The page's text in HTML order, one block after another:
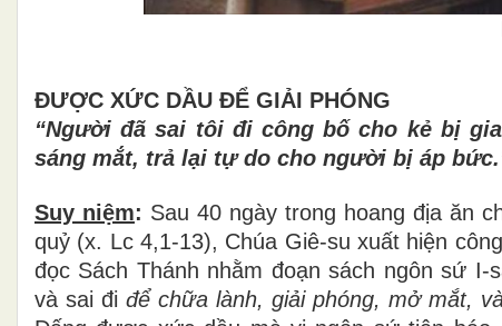
ĐƯỢC XỨC DẦU ĐỂ GIẢI PHÓNG
“Ngườiđã sai tôi đi công bốcho kẻbị
sáng mắt, trả lại tựdo cho người bị áp bức.
Suy niệm: Sau 40 ngày trong hoang địa ăn
quỷ (x. Lc 4,1-13), Chúa Giê-su xuất hiện cô
đọc Sách Thánh nhằm đoạn sách ngôn sứ I-
và sai đi để chữa lành, giải phóng, mởmắt,